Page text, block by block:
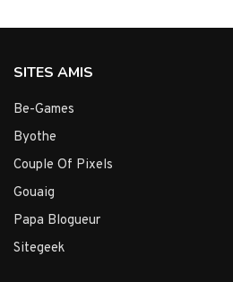
SITES AMIS
Be-Games
Byothe
Couple Of Pixels
Gouaig
Papa Blogueur
Sitegeek